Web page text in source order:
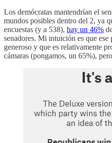
Los demócratas mantendrían el
mundos posibles dentro del 2, ya
encuestas (y a 538), hay un 46%
senadores. Mi intuición es que ese
generoso y que es relativamente
cámaras (pongamos, un 65%),